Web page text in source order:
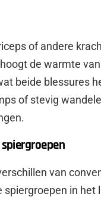
of andere
de warmte
beide blessures
of stevig
van
in